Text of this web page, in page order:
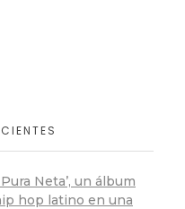
Neta’, un álbum
hop latino en una